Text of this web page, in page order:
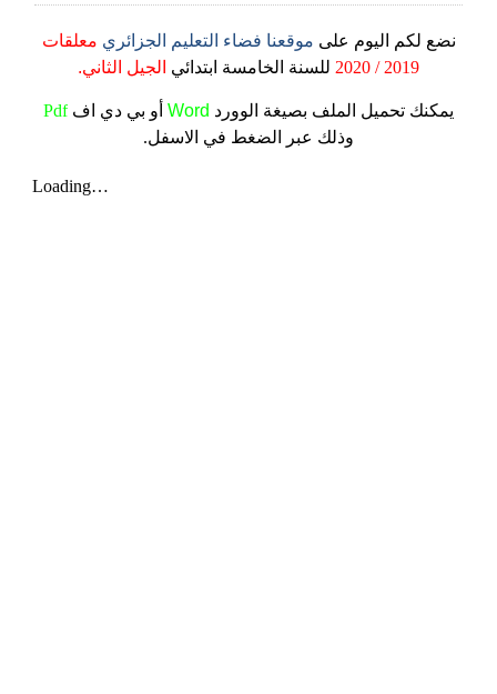
نضع لكم اليوم على موقعنا فضاء التعليم الجزائري معلقات
2019 / 2020
للسنة الخامسة ابتدائي الجيل الثاني.
يمكنك تحميل الملف بصيغة الوورد Word أو بي دي اف Pdf
وذلك عبر الضغط في الاسفل.